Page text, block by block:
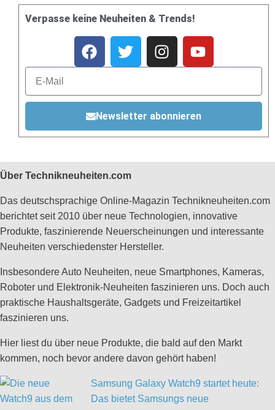
Verpasse keine Neuheiten & Trends!
Newsletter abonnieren
Über Technikneuheiten.com
Das deutschsprachige Online-Magazin Technikneuheiten.com
berichtet seit 2010 über neue Technologien, innovative
Produkte, faszinierende Neuerscheinungen und interessante
Neuheiten verschiedenster Hersteller.
Insbesondere Auto Neuheiten, neue Smartphones, Kameras,
Roboter und Elektronik-Neuheiten faszinieren uns. Doch auch
praktische Haushaltsgeräte, Gadgets und Freizeitartikel
faszinieren uns.
Hier liest du über neue Produkte, die bald auf den Markt
kommen, noch bevor andere davon gehört haben!
Samsung Galaxy Watch9 startet heute:
Das bietet Samsungs neue